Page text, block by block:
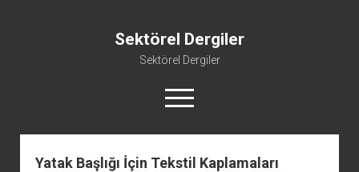
Sektörel Dergiler
Sektörel Dergiler
menüyü
aç
Linkedin Beğeni Atma Ücretsiz
Yatak Başlığı İçin Tekstil Kaplamaları